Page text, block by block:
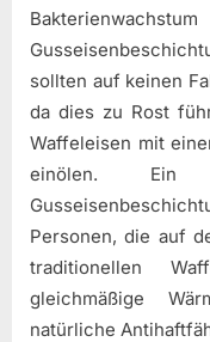
sollten auf keinen
da dies zu Rost
Waffeleisen mit
einölen. Ein
Personen, die auf
traditionellen
gleichmäßige
natürliche